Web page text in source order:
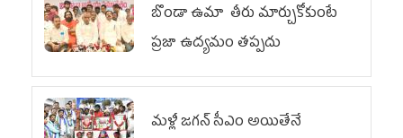
బొండా ఉమా తీరు మార్చుకోకుంటే
ప్రజా ఉద్యమం తప్పదు
మళ్లీ జగన్ సీఎం అయితేనే